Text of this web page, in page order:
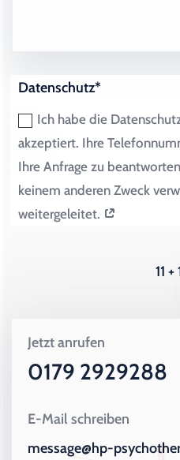
Datenschutz*
Ich habe die
akzeptiert. Ihre
Ihre Anfrage zu
keinem anderen Zweck
weitergeleitet.
11 +
Jetzt anrufen
0179 2929288
E-Mail schreiben
message@hp-